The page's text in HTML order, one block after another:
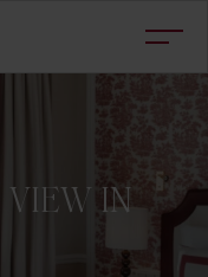
VIEW IN